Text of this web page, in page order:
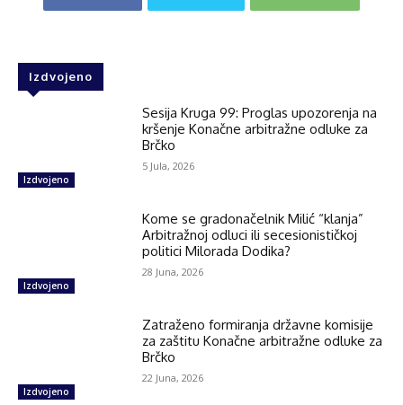
Izdvojeno
Izdvojeno
Sesija Kruga 99: Proglas upozorenja na
kršenje Konačne arbitražne odluke za
Brčko
5 Jula, 2026
Izdvojeno
Kome se gradonačelnik Milić “klanja”
Arbitražnoj odluci ili secesionističkoj
politici Milorada Dodika?
28 Juna, 2026
Izdvojeno
Zatraženo formiranja državne komisije
za zaštitu Konačne arbitražne odluke za
Brčko
22 Juna, 2026